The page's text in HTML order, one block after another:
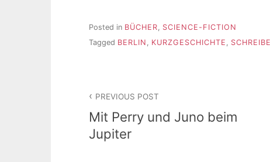
Posted in BÜCHER
SCIENCE-FICTION
Tagged BERLIN KURZGESCHICHTE
PREVIOUS POST
Mit Perry und Juno beim
Jupiter